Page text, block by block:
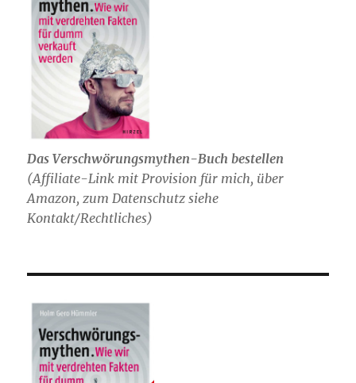
Das Verschwörungsmythen-Buch bestellen
(Affiliate-Link mit Provision für mich, über
Amazon, zum Datenschutz siehe
Kontakt/Rechtliches)